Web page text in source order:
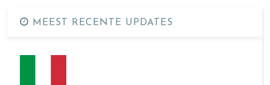
MEEST RECENTE UPDATES